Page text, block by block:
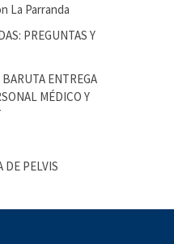
La Parranda
PREGUNTAS Y
ENTREGA
MÉDICO Y
DE PELVIS